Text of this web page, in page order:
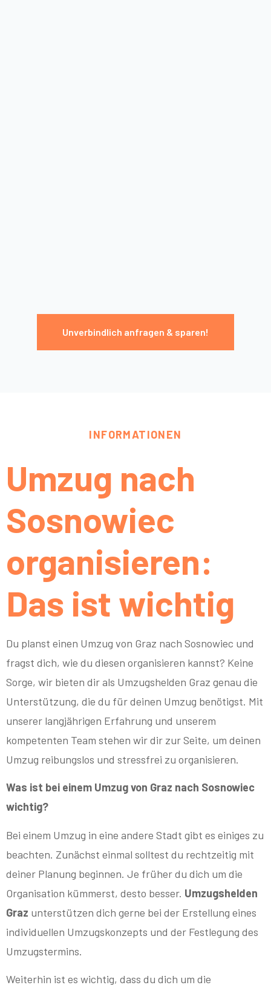
Unverbindlich anfragen & sparen!
INFORMATIONEN
Umzug nach
Sosnowiec
organisieren:
Das ist wichtig
Du planst einen Umzug von Graz nach Sosnowiec und
fragst dich, wie du diesen organisieren kannst? Keine
Sorge, wir bieten dir als Umzugshelden Graz genau die
Unterstützung, die du für deinen Umzug benötigst. Mit
unserer langjährigen Erfahrung und unserem
kompetenten Team stehen wir dir zur Seite, um deinen
Umzug reibungslos und stressfrei zu organisieren.
Was ist bei einem Umzug von Graz nach Sosnowiec
wichtig?
Bei einem Umzug in eine andere Stadt gibt es einiges zu
beachten. Zunächst einmal solltest du rechtzeitig mit
deiner Planung beginnen. Je früher du dich um die
Organisation kümmerst, desto besser. Umzugshelden
Graz unterstützen dich gerne bei der Erstellung eines
individuellen Umzugskonzepts und der Festlegung des
Umzugstermins.
Weiterhin ist es wichtig, dass du dich um die